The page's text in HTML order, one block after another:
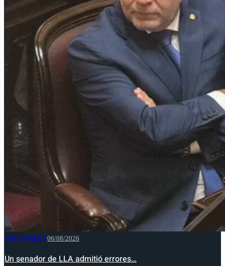
NACIONALES 06/08/2026
Un senador de LLA admitió errores…